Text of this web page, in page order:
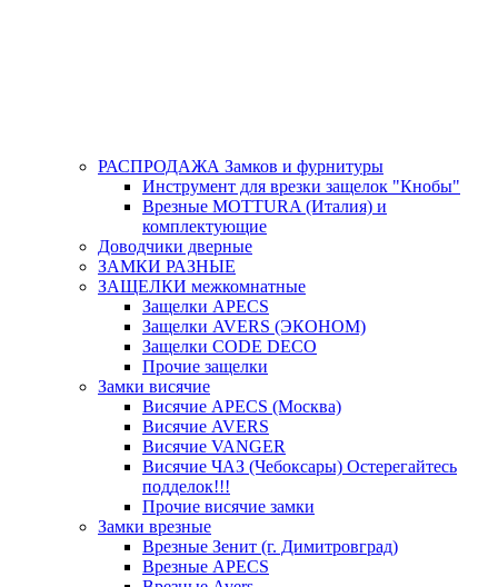
РАСПРОДАЖА Замков и фурнитуры
Инструмент для врезки защелок "Кнобы"
Врезные MOTTURA (Италия) и
комплектующие
Доводчики дверные
ЗАМКИ РАЗНЫЕ
ЗАЩЕЛКИ межкомнатные
Защелки APECS
Защелки AVERS (ЭКОНОМ)
Защелки CODE DECO
Прочие защелки
Замки висячие
Висячие APECS (Москва)
Висячие AVERS
Висячие VANGER
Висячие ЧАЗ (Чебоксары) Остерегайтесь
подделок!!!
Прочие висячие замки
Замки врезные
Врезные Зенит (г. Димитровград)
Врезные APECS